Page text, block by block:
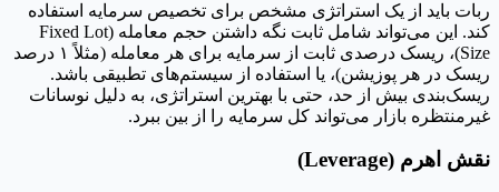
ربات باید از یک استراتژی مشخص برای تخصیص سرمایه استفاده
کند. این می‌تواند شامل ثابت نگه داشتن حجم معامله (Fixed Lot
Size)، ریسک درصدی ثابت از سرمایه برای هر معامله (مثلاً ۱ درصد
ریسک در هر پوزیشن)، یا استفاده از سیستم‌های تطبیقی باشد.
ریسک‌بندی بیش از حد، حتی با بهترین استراتژی، به دلیل نوسانات
غیرمنتظره بازار می‌تواند کل سرمایه را از بین ببرد.
نقش اهرم (Leverage)